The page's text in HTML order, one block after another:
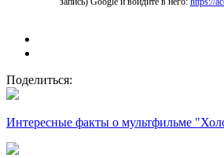
Поделиться:
Интересные факты о мультфильме